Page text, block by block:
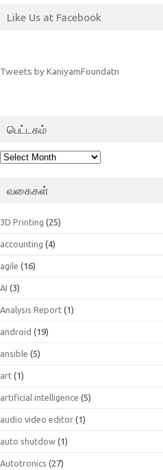
Like Us at Facebook
Tweets by KaniyamFoundatn
பெட்டகம்
பெட்டகம்
வகைகள்
3D Printing (25)
accounting (4)
agile (16)
AI (3)
Analysis Report (1)
android (19)
ansible (5)
art (1)
artificial intelligence (5)
audio video editor (1)
auto shutdow (1)
Autotronics (27)